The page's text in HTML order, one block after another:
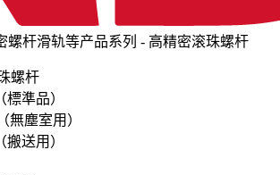
螺杆滑轨等产品系列 - 高精密滚珠螺杆
螺杆
標準品）
無塵室用）
搬送用）